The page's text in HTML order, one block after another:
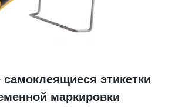
этикетки
маркировки